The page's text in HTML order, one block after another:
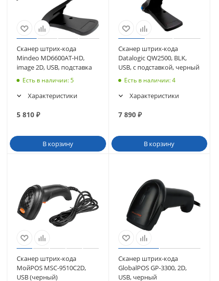
Сканер штрих-кода
Mindeo MD6600AT-HD,
image 2D, USB, подставка
Есть в наличии: 5
Характеристики
5 810 ₽
В корзину
Сканер штрих-кода
Datalogic QW2500, BLK,
USB, с подставкой, черный
Есть в наличии: 4
Характеристики
7 890₽
В корзину
Сканер штрих-кода
МойPOS MSC-9510С2D,
USB (черный)
Сканер штрих-кода
GlobalPOS GP-3300, 2D,
USB, черный